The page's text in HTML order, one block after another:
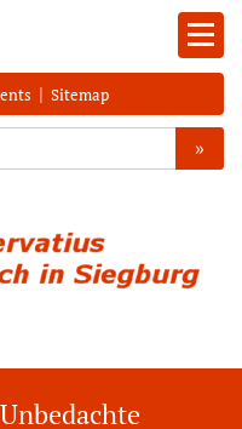
| Sitemap
»